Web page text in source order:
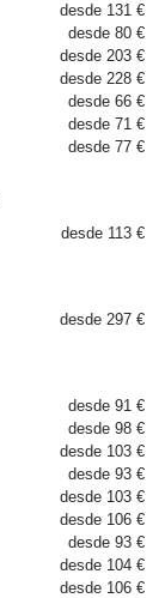
desde 131 €
desde 80 €
desde 203 €
desde 228 €
desde 66 €
desde 71 €
desde 77 €
desde 113 €
desde 297 €
desde 91 €
desde 98 €
desde 103 €
desde 93 €
desde 103 €
desde 106 €
desde 93 €
desde 104 €
desde 106 €